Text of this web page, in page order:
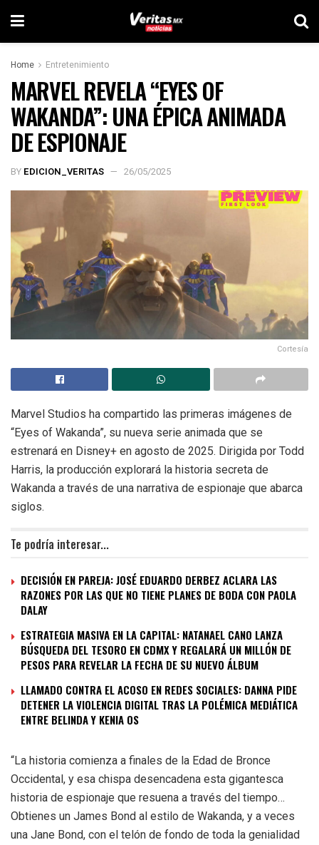
Home Entretenimiento
MARVEL REVELA “EYES OF
WAKANDA”: UNA ÉPICA ANIMADA
DE ESPIONAJE
BY EDICION_VERITAS 26/05/2025
Cortesía
Marvel Studios ha compartido las primeras imágenes de
“Eyes of Wakanda”, su nueva serie animada que se
estrenará en Disney+ en agosto de 2025. Dirigida por Todd
Harris, la producción explorará la historia secreta de
Wakanda a través de una narrativa de espionaje que abarca
siglos.
Te podría interesar...
DECISIÓN EN PAREJA: JOSÉ EDUARDO DERBEZ ACLARA LAS
RAZONES POR LAS QUE NO TIENE PLANES DE BODA CON PAOLA
DALAY
ESTRATEGIA MASIVA EN LA CAPITAL: NATANAEL CANO LANZA
BÚSQUEDA DEL TESORO EN CDMX Y REGALARÁ UN MILLÓN DE
PESOS PARA REVELAR LA FECHA DE SU NUEVO ÁLBUM
LLAMADO CONTRA EL ACOSO EN REDES SOCIALES: DANNA PIDE
DETENER LA VIOLENCIA DIGITAL TRAS LA POLÉMICA MEDIÁTICA
ENTRE BELINDA Y KENIA OS
“La historia comienza a finales de la Edad de Bronce
Occidental, y esa chispa desencadena esta gigantesca
historia de espionaje que resuena a través del tiempo…
Obtienes un James Bond al estilo de Wakanda, y a veces
una Jane Bond, con el telón de fondo de toda la genialidad